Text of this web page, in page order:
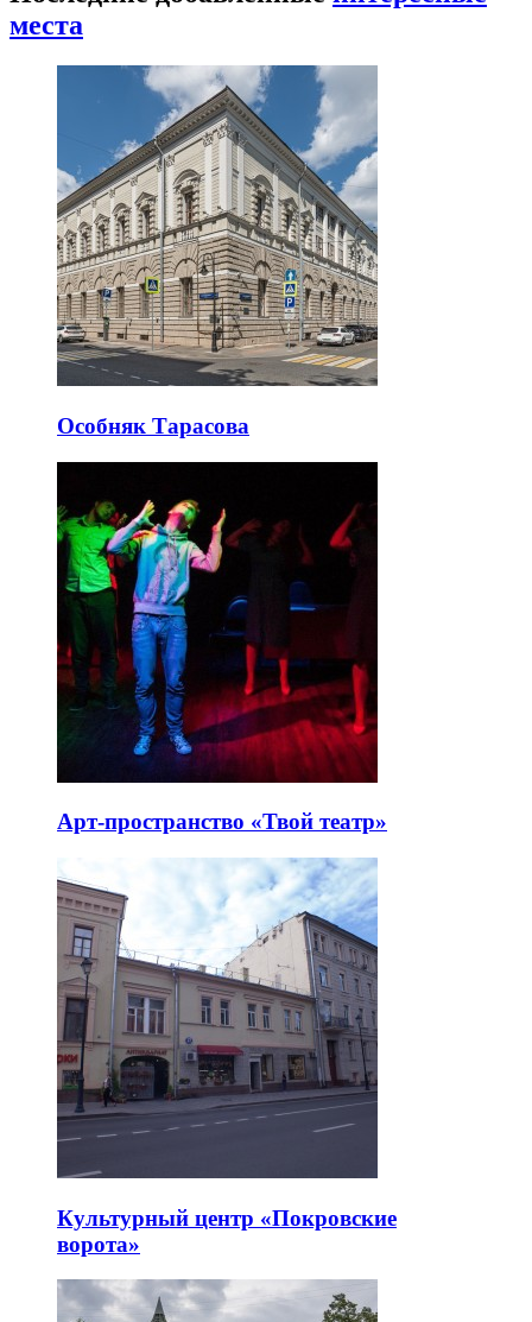
места
Особняк Тарасова
Арт-пространство «Твой театр»
Культурный центр «Покровские
ворота»